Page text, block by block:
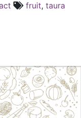
fruit, taura